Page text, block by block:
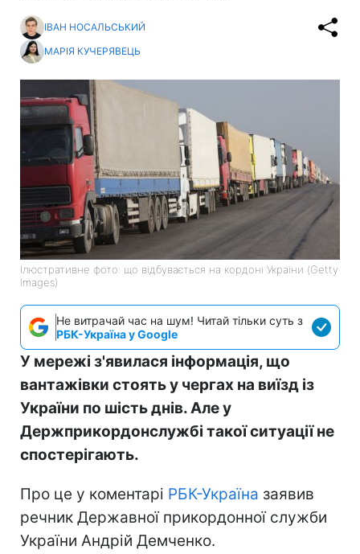
ІВАН НОСАЛЬСЬКИЙ
МАРІЯ КУЧЕРЯВЕЦЬ
Ілюстративне фото: що відбувається на кордоні України (Getty
Images)
Не витрачай час на шум! Читай тільки суть з
РБК-Україна у Google
У мережі з'явилася інформація, що
вантажівки стоять у чергах на виїзд із
України по шість днів. Але у
Держприкордонслужбі такої ситуації не
спостерігають.
Про це у коментарі РБК-Україна заявив
речник Державної прикордонної служби
України Андрій Демченко.